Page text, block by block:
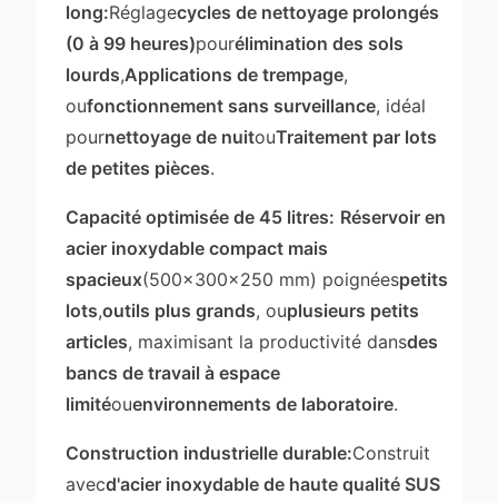
long:Réglagecycles de nettoyage prolongés
(0 à 99 heures)pourélimination des sols
lourds,Applications de trempage,
oufonctionnement sans surveillance, idéal
pournettoyage de nuitouTraitement par lots
de petites pièces.
Capacité optimisée de 45 litres: Réservoir en
acier inoxydable compact mais
spacieux(500x300x250 mm) poignéespetits
lots,outils plus grands, ouplusieurs petits
articles, maximisant la productivité dansdes
bancs de travail à espace
limitéouenvironnements de laboratoire.
Construction industrielle durable:Construit
avecd'acier inoxydable de haute qualité SUS